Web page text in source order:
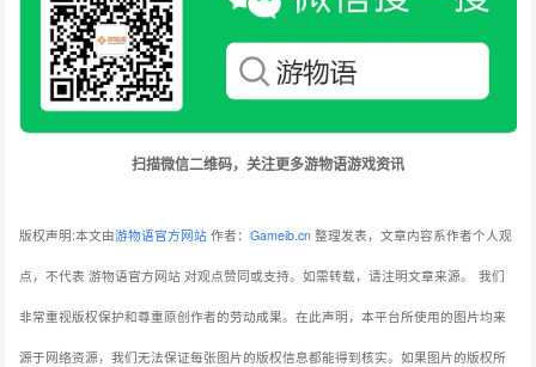
扫描微信二维码，关注更多游物语游戏资讯
版权声明:本文由游物语官方网站 作者：Gameib.cn 整理发表，文章内容系作者个人观
点，不代表 游物语官方网站 对观点赞同或支持。如需转载，请注明文章来源。 我们
非常重视版权保护和尊重原创作者的劳动成果。在此声明，本平台所使用的图片均来
源于网络资源，我们无法保证每张图片的版权信息都能得到核实。如果图片的版权所